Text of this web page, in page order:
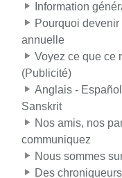
Information
Pourquoi
annuelle
Voyez ce que ce
(Publicité)
Anglais -
Sanskrit
Nos amis, nos
communiquez
Nous sommes
Des